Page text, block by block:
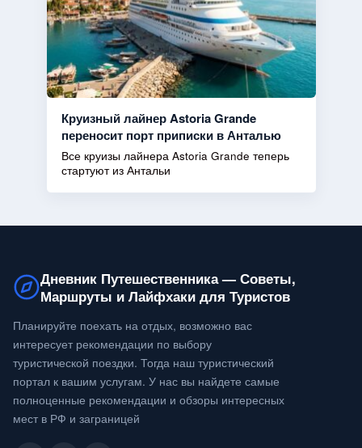
Круизный лайнер Astoria Grande
переносит порт приписки в Анталью
Все круизы лайнера Astoria Grande теперь
стартуют из Антальи
Дневник Путешественника — Советы,
Маршруты и Лайфхаки для Туристов
Планируйте поехать на отдых, возможно вас
интересует рекомендации по выбору
туристической поездки. Тогда наш туристический
портал к вашим услугам. У нас вы найдете самые
полноценные рекомендации и обзоры интересных
мест в РФ и заграницей